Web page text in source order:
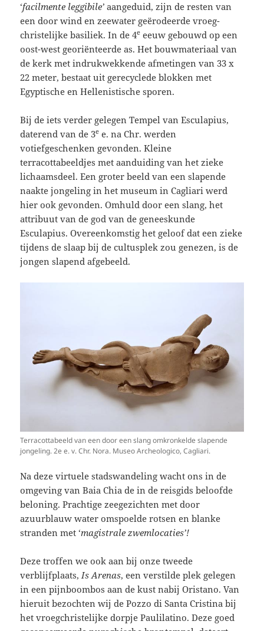
‘facilmente leggibile’aangeduid, zijn de resten van
een door wind en zeewater geërodeerde vroeg-
christelijke basiliek. In de 4e eeuw gebouwd op een
oost-west georiënteerde as. Het bouwmateriaal van
de kerk met indrukwekkende afmetingen van 33 x
22 meter, bestaat uit gerecyclede blokken met
Egyptische en Hellenistische sporen.
Bij de iets verder gelegen Tempel van Esculapius,
daterend van de 3e e. na Chr. werden
votiefgeschenken gevonden. Kleine
terracottabeeldjes met aanduiding van het zieke
lichaamsdeel. Een groter beeld van een slapende
naakte jongeling in het museum in Cagliari werd
hier ook gevonden. Omhuld door een slang, het
attribuut van de god van de geneeskunde
Esculapius. Overeenkomstig het geloof dat een zieke
tijdens de slaap bij de cultusplek zou genezen, is de
jongen slapend afgebeeld.
Terracottabeeld van een door een slang omkronkelde slapende
jongeling. 2e e. v. Chr. Nora. Museo Archeologico, Cagliari.
Na deze virtuele stadswandeling wacht ons in de
omgeving van Baia Chia de in de reisgids beloofde
beloning. Prachtige zeegezichten met door
azuurblauw water omspoelde rotsen en blanke
stranden met ‘magistrale zwemlocaties’!
Deze troffen we ook aan bij onze tweede
verblijfplaats,Is Arenas, een verstilde plek gelegen
in een pijnboombos aan de kust nabij Oristano. Van
hieruit bezochten wij de Pozzo di Santa Cristina bij
het vroegchristelijke dorpje Paulilatino. Deze goed